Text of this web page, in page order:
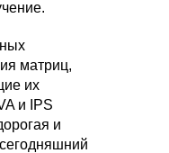
матриц,
их
и IPS
и